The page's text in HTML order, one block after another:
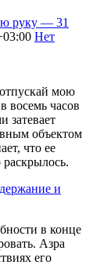
руку — 31
Нет
мою
восемь часов
затевает
объектом
что ее
в конце
Азра
его